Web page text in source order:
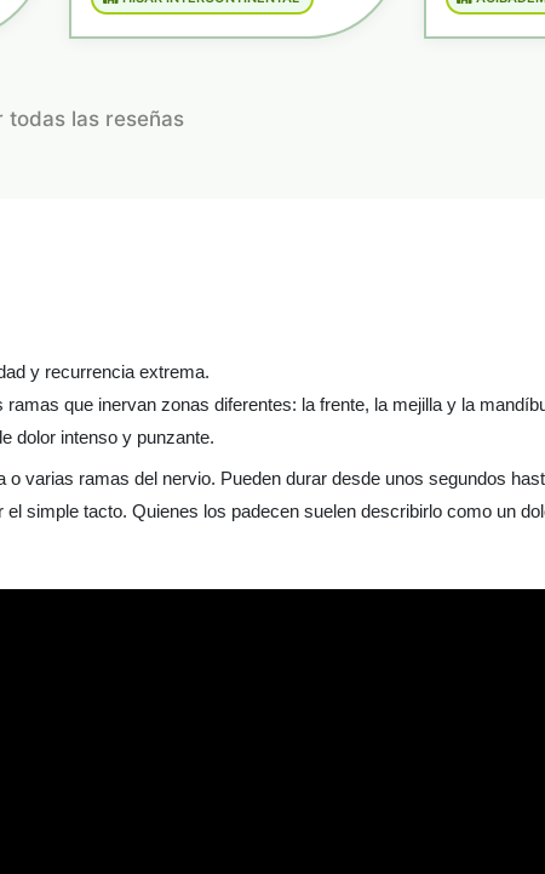
todas las reseñas
y recurrencia extrema.
que inervan zonas diferentes: la frente, la mejilla y la
dolor intenso y punzante.
varias ramas del nervio. Pueden durar desde unos segundos
simple tacto. Quienes los padecen suelen describirlo como un